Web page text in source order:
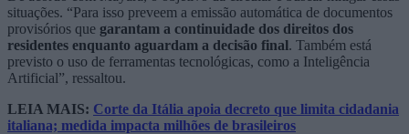
situações. “Para isso preveem a emissão automática de documentos
provisórios que garantam a continuidade dos direitos dos
residentes enquanto aguardam a decisão final. Também está
previsto o uso de ferramentas tecnológicas, como a Inteligência
Artificial”, ressaltou.
LEIA MAIS: Corte da Itália apoia decreto que limita cidadania
italiana; medida impacta milhões de brasileiros